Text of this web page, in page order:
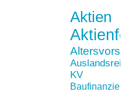
Aktien
Auslandsreise
KV